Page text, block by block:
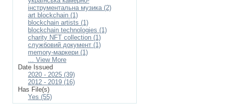
інструментальна музика (2)
art blockchain (1)
blockchain artists (1)
blockchain technologies (1)
charity NFT collection (1)
cлужбовий документ (1)
memory-маркери (1)
... View More
Date Issued
2020 - 2025 (39)
2012 - 2019 (16)
Has File(s)
Yes (55)